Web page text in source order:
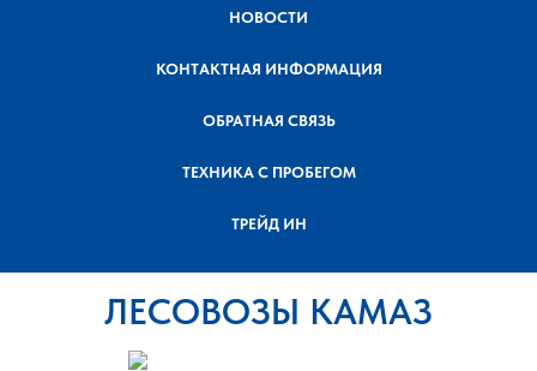
НОВОСТИ
КОНТАКТНАЯ ИНФОРМАЦИЯ
ОБРАТНАЯ СВЯЗЬ
ТЕХНИКА С ПРОБЕГОМ
ТРЕЙД ИН
ЛЕСОВОЗЫ КАМАЗ